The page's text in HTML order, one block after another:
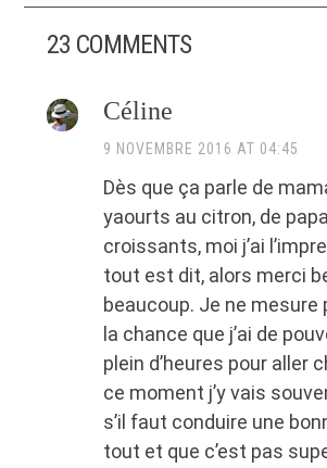
23 COMMENTS
Céline
9 NOVEMBRE 2016 AT 04:45
Dès que ça parle de
yaourts au citron, de
croissants, moi j’ai
tout est dit, alors merci
beaucoup. Je ne mesure
la chance que j’ai de
plein d’heures pour aller
ce moment j’y vais
s’il faut conduire une
tout et que c’est pas